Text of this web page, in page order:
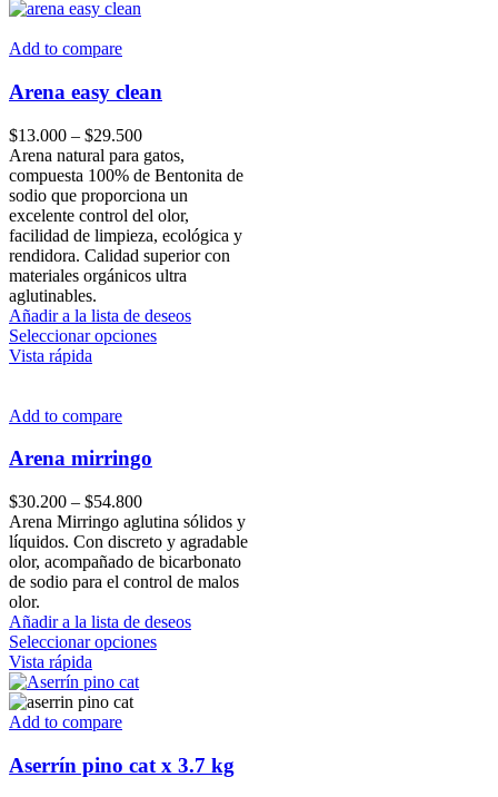
Add to compare
Arena easy clean
$13.000 – $29.500Price
range:
$13.000
through
$29.500
Arena natural para gatos,
compuesta 100% de Bentonita de
sodio que proporciona un
excelente control del olor,
facilidad de limpieza, ecológica y
rendidora. Calidad superior con
materiales orgánicos ultra
aglutinables.
Añadir a la lista de deseos
Seleccionar opcionesEste
elegir
en
la
página
producto
Vista rápida
Add to compare
Arena mirringo
$30.200 – $54.800Price
range:
$30.200
through
$54.800
Arena Mirringo aglutina sólidos y
líquidos. Con discreto y agradable
olor, acompañado de bicarbonato
de sodio para el control de malos
olor.
Añadir a la lista de deseos
Seleccionar opcionesEste
opciones
se
Vista rápida
Add to compare
Aserrín pino cat x 3.7 kg